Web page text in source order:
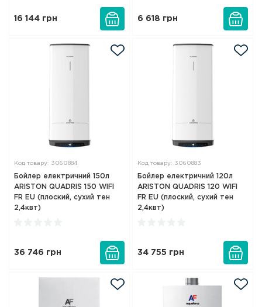
16 144 грн 6 618 грн
Код товару: 3060884
Бойлер електричний 150л
ARISTON QUADRIS 150 WIFI
FR EU (плоский, сухий тен
2,4квт)
36 746 грн
Код товару: 3060883
Бойлер електричний 120л
ARISTON QUADRIS 120 WIFI
FR EU (плоский, сухий тен
2,4квт)
34 755 грн